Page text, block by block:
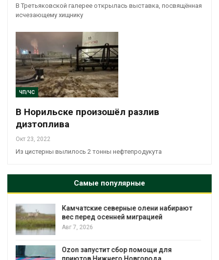
В Третьяковской галерее открылась выставка, посвящённая
исчезающему хищнику
ЧП/ЧС
В Норильске произошёл разлив
дизтоплива
Окт 23, 2022
Из цистерны вылилось 2 тонны нефтепродукута
Самые популярные
Тайфун, засуха и пожары: сразу
несколько регионов столкнулись
Авг 7, 2026